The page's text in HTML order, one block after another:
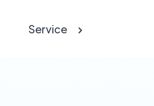
Service